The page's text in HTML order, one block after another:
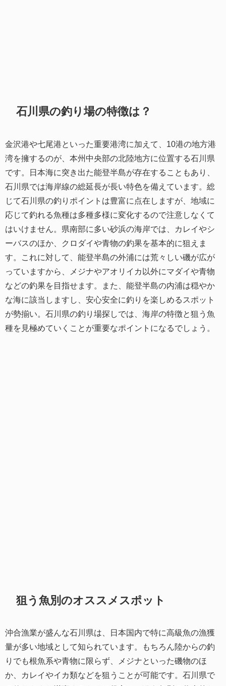
石川県の釣り場の特徴は？
金沢港や七尾港といった重要港湾に加えて、10港の地方港
湾を擁するのが、本州中央部の北陸地方に位置する石川県
です。日本海に突き出た能登半島が存在することもあり、
石川県では海岸線の総延長が長い特色を備えています。総
じて石川県の釣りポイントは豊富に点在しますが、地域に
応じて釣れる魚種は多種多様に変化するので注意しなくて
はいけません。県南部に多い砂浜の海岸では、カレイやシ
ーバスのほか、クロダイや青物の釣果を基本的に狙えま
す。これに対して、能登半島の外浦には荒々しい磯が広が
っていますから、メジナやアオリイカ以外にマダイや青物
などの釣果を目指せます。また、能登半島の内浦は穏やか
な海に該当しますし、安心安全に釣りを楽しめるスポット
が勢揃い。石川県の釣り場探しでは、海岸の特徴と狙う魚
種を見極めていくことが重要なポイントになるでしょう。
狙う魚別のオススメスポット
沖合漁業が盛んな石川県は、日本国内で特に高級魚の漁獲
量が多い地域として知られています。もちろん陸からの釣
りでも根魚系や青物に限らず、メジナといった磯物のほ
か、カレイやイカ類などを狙うことが可能です。石川県で